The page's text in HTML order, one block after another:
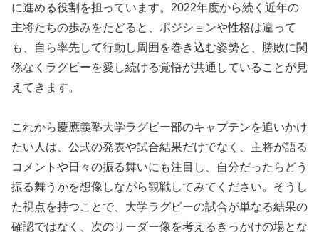
に進める役割を担っています。2022年度から続く近年の
主将たちの歩みをたどると、ポジションや性格は違って
も、自ら率先して行動し周囲を巻き込む姿勢と、勝敗に関
係なくラグビーを愛し続ける覚悟が共通していることが見
えてきます。
これから慶應義塾大学ラグビー部のキャプテンを追いかけ
たい人は、公式の発表や試合結果だけでなく、主将が語る
コメントや日々の振る舞いにも注目し、自分だったらどう
振る舞うかを想像しながら観戦してみてください。そうし
た視点を持つことで、大学ラグビーの試合が単なる結果の
確認ではなく、次のリーダー像を考えるきっかけの場とな